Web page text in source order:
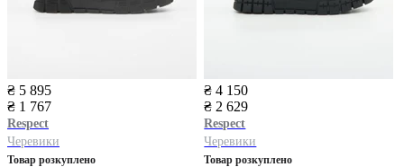
₴ 5 895
₴ 1 767
Respect
Черевики
Товар розкуплено
₴ 4 150
₴ 2 629
Respect
Черевики
Товар розкуплено